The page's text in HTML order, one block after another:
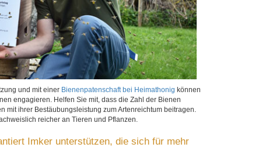
und mit einer Bienenpatenschaft bei Heimathonig können
engagieren. Helfen Sie mit, dass die Zahl der Bienen
mit ihrer Bestäubungsleistung zum Artenreichtum beitragen.
reicher an Tieren und Pflanzen.
Imker unterstützen, die sich für mehr